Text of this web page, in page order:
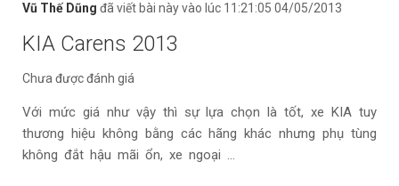
Vũ Thế Dũng đã viết bài này vào lúc 11:21:05 04/05/2013
KIA Carens 2013
Chưa được đánh giá
Với mức giá như vậy thì sự lựa chọn là tốt, xe KIA tuy
thương hiệu không bằng các hãng khác nhưng phụ tùng
không đắt hậu mãi ổn, xe ngoại ...